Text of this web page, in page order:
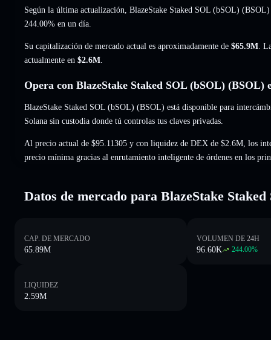
Según la última actualización, BlazeStake Staked SOL (bSOL)
244.00% en un día.
Su capitalización de mercado actual es aproximadamente de $65.9M .
actualmente en $2.6M
Opera con BlazeStake Staked SOL (bSOL) (BSOL)
BlazeStake Staked SOL (bSOL) (BSOL) está disponible para
Solana sin custodia donde tú controlas tus claves privadas.
Al precio actual de $95.11305 y con liquidez de DEX de $2.6M, los
precio mínima gracias al enrutamiento inteligente de órdenes en los
Datos de mercado para BlazeStake
CAP. DE MERCADO
65.89M
VOLUMEN DE 24H
96.60K 244.00%
LIQUIDEZ
2.59M